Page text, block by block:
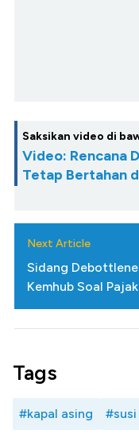
Saksikan video di
Video: Rencana
Tetap Bertahan
Next Article
Sidang
Kemhub Soal
Tags
#kapal asing